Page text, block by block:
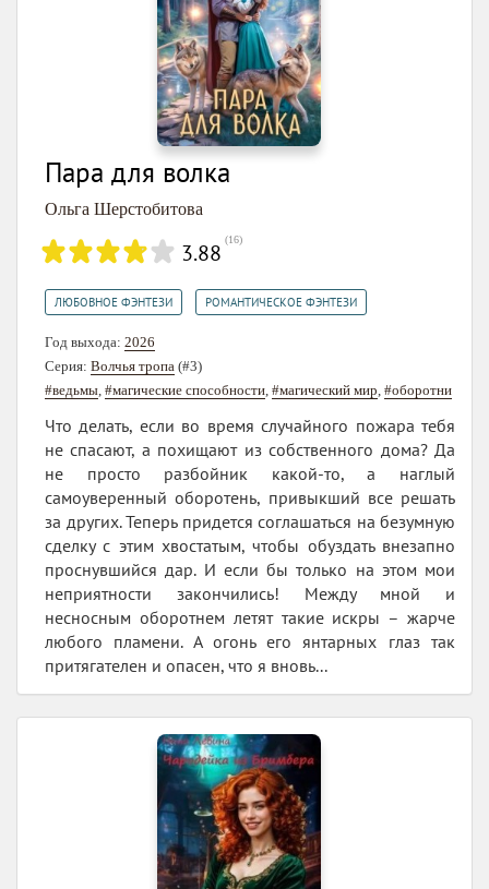
Пара для волка
Ольга Шерстобитова
3.88 (16)
ЛЮБОВНОЕ ФЭНТЕЗИ РОМАНТИЧЕСКОЕ ФЭНТЕЗИ
Год выхода: 2026
Серия: Волчья тропа (#3)
#ведьмы #магические способности #магический мир #оборотни
Что делать, если во время случайного пожара тебя
не спасают, а похищают из собственного дома? Да
не просто разбойник какой-то, а наглый
самоуверенный оборотень, привыкший все решать
за других. Теперь придется соглашаться на безумную
сделку с этим хвостатым, чтобы обуздать внезапно
проснувшийся дар. И если бы только на этом мои
неприятности закончились! Между мной и
несносным оборотнем летят такие искры – жарче
любого пламени. А огонь его янтарных глаз так
притягателен и опасен, что я вновь...